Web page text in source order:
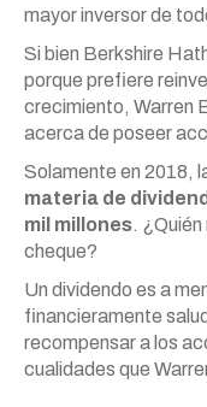
mayor inversor de
Si bien Berkshire
porque prefiere
crecimiento, Warren
acerca de poseer
Solamente en 2018,
materia de
mil millones.
cheque?
Un dividendo es a
financieramente
recompensar a los
cualidades que